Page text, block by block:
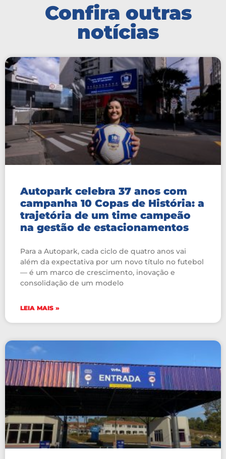
Confira outras
notícias
Autopark celebra 37 anos com
campanha 10 Copas de História: a
trajetória de um time campeão
na gestão de estacionamentos
Para a Autopark, cada ciclo de quatro anos vai
além da expectativa por um novo título no futebol
— é um marco de crescimento, inovação e
consolidação de um modelo
LEIA MAIS »